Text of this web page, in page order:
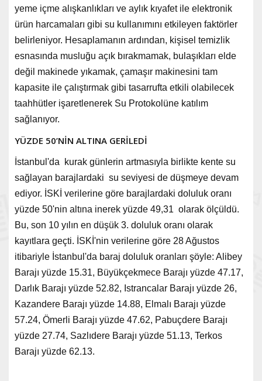
yeme içme alışkanlıkları ve aylık kıyafet ile elektronik
ürün harcamaları gibi su kullanımını etkileyen faktörler
belirleniyor. Hesaplamanın ardından, kişisel temizlik
esnasında musluğu açık bırakmamak, bulaşıkları elde
değil makinede yıkamak, çamaşır makinesini tam
kapasite ile çalıştırmak gibi tasarrufta etkili olabilecek
taahhütler işaretlenerek Su Protokolüne katılım
sağlanıyor.
YÜZDE 50’NİN ALTINA GERİLEDİ
İstanbul'da kurak günlerin artmasıyla birlikte kente su
sağlayan barajlardaki su seviyesi de düşmeye devam
ediyor. İSKİ verilerine göre barajlardaki doluluk oranı
yüzde 50'nin altına inerek yüzde 49,31 olarak ölçüldü.
Bu, son 10 yılın en düşük 3. doluluk oranı olarak
kayıtlara geçti. İSKİ'nin verilerine göre 28 Ağustos
itibariyle İstanbul'da baraj doluluk oranları şöyle: Alibey
Barajı yüzde 15.31, Büyükçekmece Barajı yüzde 47.17,
Darlık Barajı yüzde 52.82, Istrancalar Barajı yüzde 26,
Kazandere Barajı yüzde 14.88, Elmalı Barajı yüzde
57.24, Ömerli Barajı yüzde 47.62, Pabuçdere Barajı
yüzde 27.74, Sazlıdere Barajı yüzde 51.13, Terkos
Barajı yüzde 62.13.